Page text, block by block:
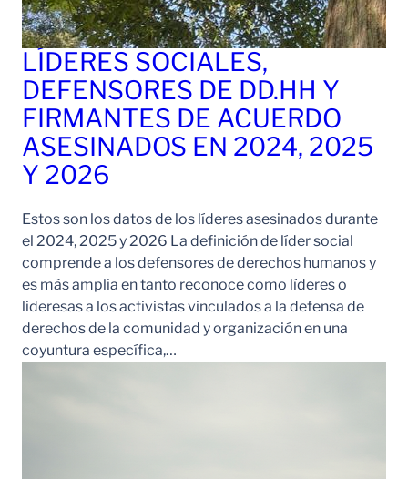
LÍDERES SOCIALES,
DEFENSORES DE DD.HH Y
FIRMANTES DE ACUERDO
ASESINADOS EN 2024, 2025
Y 2026
Estos son los datos de los líderes asesinados durante
el 2024, 2025 y 2026 La definición de líder social
comprende a los defensores de derechos humanos y
es más amplia en tanto reconoce como líderes o
lideresas a los activistas vinculados a la defensa de
derechos de la comunidad y organización en una
coyuntura específica,…